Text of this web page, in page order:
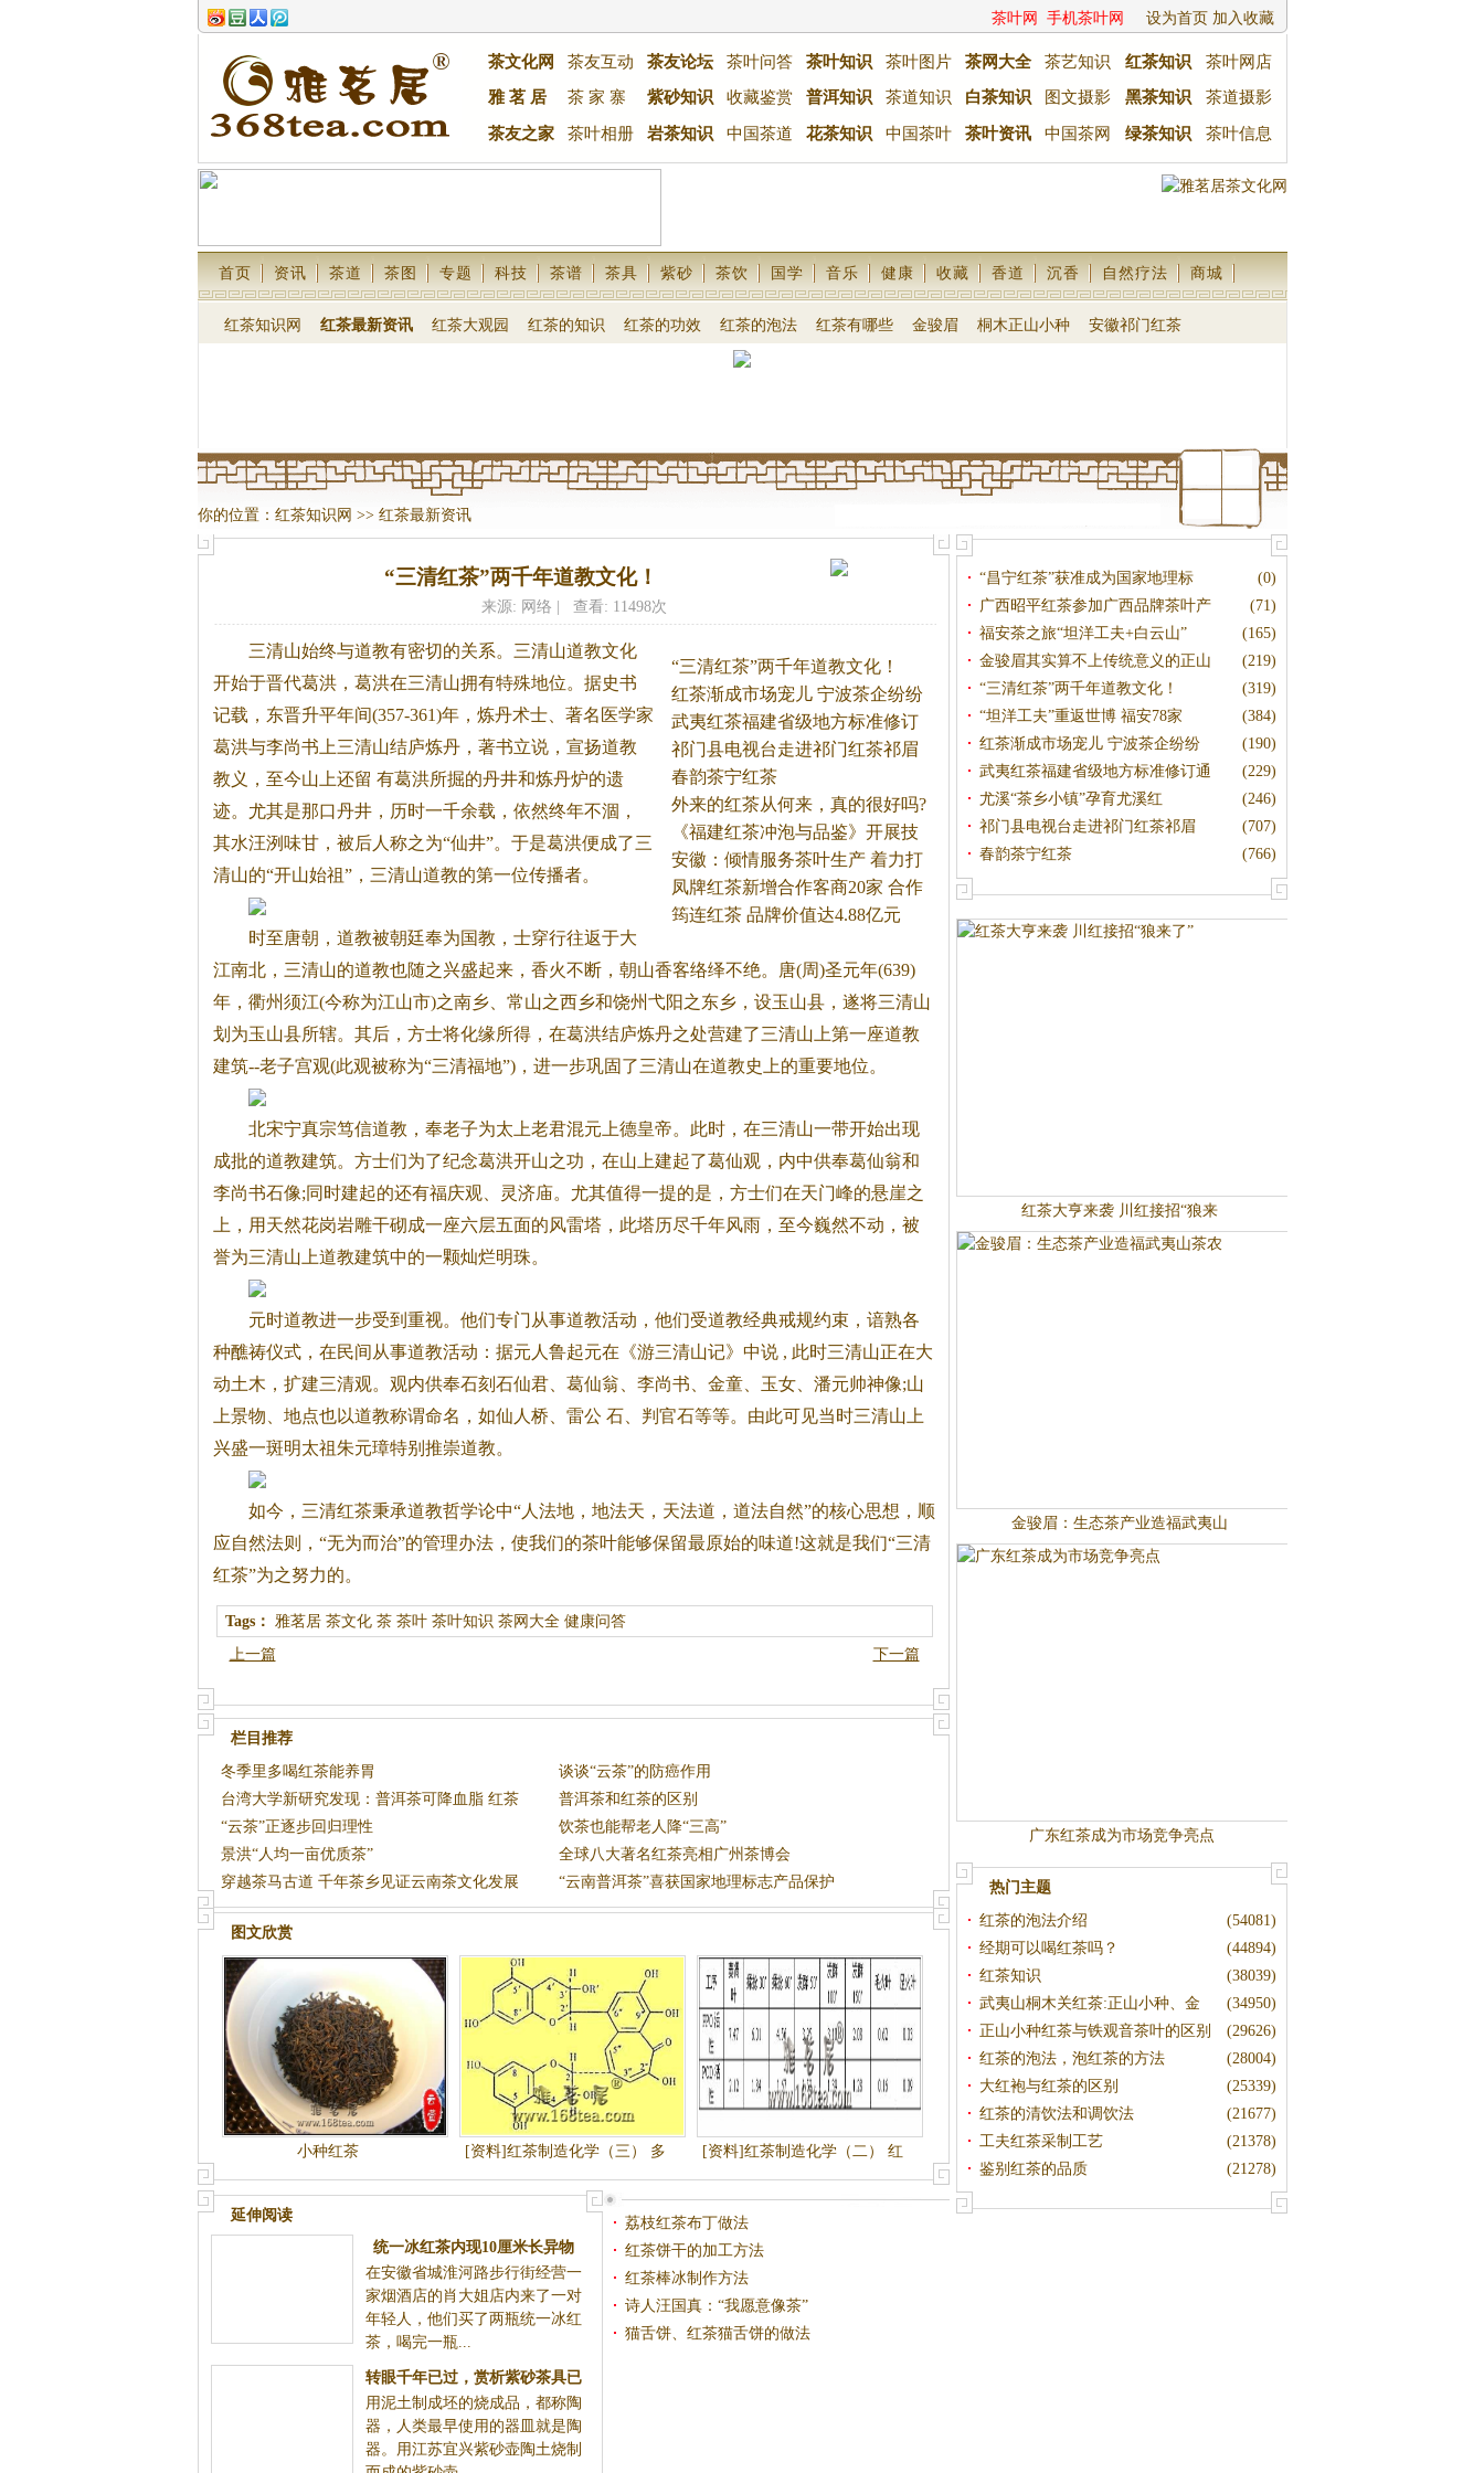
茶叶网 手机茶叶网 设为首页 加入收藏
茶文化网 茶友互动 茶友论坛 茶叶问答 茶叶知识 茶叶图片 茶网大全 茶艺知识 红茶知识
茶叶网店
雅 茗 居
茶 家 寨 紫砂知识 收藏鉴赏 普洱知识 茶道知识 白茶知识 图文摄影 黑茶知识 茶道摄影
茶友之家 茶叶相册 岩茶知识 中国茶道 花茶知识 中国茶叶 茶叶资讯 中国茶网 绿茶知识 茶叶信息
首页 资讯 茶道 茶图 专题 科技 茶谱 茶具 紫砂 茶饮 国学 音乐 健康 收藏 香道 沉香 自然疗法 商城
红茶知识网 红茶最新资讯 红茶大观园 红茶的知识 红茶的功效 红茶的泡法 红茶有哪些 金骏眉 桐木正山小种 安徽祁门红茶
你的位置： 红茶知识网 >> 红茶最新资讯
“三清红茶”两千年道教文化！
来源: 网络 | 查看: 11498次
“三清红茶”两千年道教文化！
红茶渐成市场宠儿 宁波茶企纷纷
武夷红茶福建省级地方标准修订
通
祁门县电视台走进祁门红茶祁眉
春韵茶宁红茶
外来的红茶从何来，真的很好吗?
《福建红茶冲泡与品鉴》开展技
术
安徽：倾情服务茶叶生产 着力打
凤牌红茶新增合作客商20家 合作
筠连红茶 品牌价值达4.88亿元
三清山始终与道教有密切的关系。三清山道教文化
开始于晋代葛洪，葛洪在三清山拥有特殊地位。据史书
记载，东晋升平年间(357-361)年，炼丹术士、著名医学家
葛洪与李尚书上三清山结庐炼丹，著书立说，宣扬道教
教义，至今山上还留 有葛洪所掘的丹井和炼丹炉的遗
迹。尤其是那口丹井，历时一千余载，依然终年不涸，
其水汪洌味甘，被后人称之为“仙井”。于是葛洪便成了三
清山的“开山始祖”，三清山道教的第一位传播者。
时至唐朝，道教被朝廷奉为国教，士穿行往返于大
江南北，三清山的道教也随之兴盛起来，香火不断，朝山香客络绎不绝。唐(周)圣元年(639)
年，衢州须江(今称为江山市)之南乡、常山之西乡和饶州弋阳之东乡，设玉山县，遂将三清山
划为玉山县所辖。其后，方士将化缘所得，在葛洪结庐炼丹之处营建了三清山上第一座道教
建筑--老子宫观(此观被称为“三清福地”)，进一步巩固了三清山在道教史上的重要地位。
北宋宁真宗笃信道教，奉老子为太上老君混元上德皇帝。此时，在三清山一带开始出现
成批的道教建筑。方士们为了纪念葛洪开山之功，在山上建起了葛仙观，内中供奉葛仙翁和
李尚书石像;同时建起的还有福庆观、灵济庙。尤其值得一提的是，方士们在天门峰的悬崖之
上，用天然花岗岩雕干砌成一座六层五面的风雷塔，此塔历尽千年风雨，至今巍然不动，被
誉为三清山上道教建筑中的一颗灿烂明珠。
元时道教进一步受到重视。他们专门从事道教活动，他们受道教经典戒规约束，谙熟各
种醮祷仪式，在民间从事道教活动：据元人鲁起元在《游三清山记》中说 , 此时三清山正在大
动土木，扩建三清观。观内供奉石刻石仙君、葛仙翁、李尚书、金童、玉女、潘元帅神像;山
上景物、地点也以道教称谓命名，如仙人桥、雷公 石、判官石等等。由此可见当时三清山上
兴盛一斑明太祖朱元璋特别推崇道教。
如今，三清红茶秉承道教哲学论中“人法地，地法天，天法道，道法自然”的核心思想，顺
应自然法则，“无为而治”的管理办法，使我们的茶叶能够保留最原始的味道!这就是我们“三清
红茶”为之努力的。
Tags： 雅茗居 茶文化 茶 茶叶 茶叶知识 茶网大全 健康问答
上一篇
下一篇
栏目推荐
冬季里多喝红茶能养胃
谈谈“云茶”的防癌作用
台湾大学新研究发现：普洱茶可降血脂 红茶
除口臭
普洱茶和红茶的区别
“云茶”正逐步回归理性
饮茶也能帮老人降“三高”
景洪“人均一亩优质茶”
全球八大著名红茶亮相广州茶博会
穿越茶马古道 千年茶乡见证云南茶文化发展
“云南普洱茶”喜获国家地理标志产品保护
图文欣赏
小种红茶
[资料]红茶制造化学（三） 多
酚类物质与红茶品质形成
[资料]红茶制造化学（二） 红
茶制造中主要酶类活性变化及
延伸阅读
统一冰红茶内现10厘米长异物
在安徽省城淮河路步行街经营一
家烟酒店的肖大姐店内来了一对
年轻人，他们买了两瓶统一冰红
茶，喝完一瓶...
转眼千年已过，赏析紫砂茶具已
成家居装饰
用泥土制成坯的烧成品，都称陶
器，人类最早使用的器皿就是陶
器。用江苏宜兴紫砂壶陶土烧制
荔枝红茶布丁做法
红茶饼干的加工方法
红茶棒冰制作方法
诗人汪国真：“我愿意像茶”
猫舌饼、红茶猫舌饼的做法
(0)
“昌宁红茶”获准成为国家地理标
(71)
广西昭平红茶参加广西品牌茶叶产
(165)
福安茶之旅“坦洋工夫+白云山”
(219)
金骏眉其实算不上传统意义的正山
(319)
“三清红茶”两千年道教文化！
(384)
“坦洋工夫”重返世博 福安78家
(190)
红茶渐成市场宠儿 宁波茶企纷纷
(229)
武夷红茶福建省级地方标准修订通
(246)
尤溪“茶乡小镇”孕育尤溪红
(707)
祁门县电视台走进祁门红茶祁眉
(766)
春韵茶宁红茶
红茶大亨来袭 川红接招“狼来
金骏眉：生态茶产业造福武夷山
广东红茶成为市场竞争亮点
热门主题
(54081)
红茶的泡法介绍
(44894)
经期可以喝红茶吗？
(38039)
红茶知识
(34950)
武夷山桐木关红茶:正山小种、金
(29626)
正山小种红茶与铁观音茶叶的区别
(28004)
红茶的泡法，泡红茶的方法
(25339)
大红袍与红茶的区别
(21677)
红茶的清饮法和调饮法
(21378)
工夫红茶采制工艺
(21278)
鉴别红茶的品质